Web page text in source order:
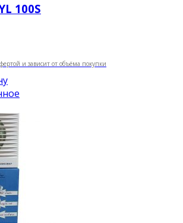
100S
и зависит от объёма покупки